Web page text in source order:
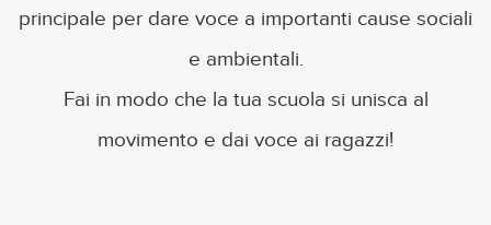
principale per dare voce a importanti cause sociali
e ambientali.
Fai in modo che la tua scuola si unisca al
movimento e dai voce ai ragazzi!